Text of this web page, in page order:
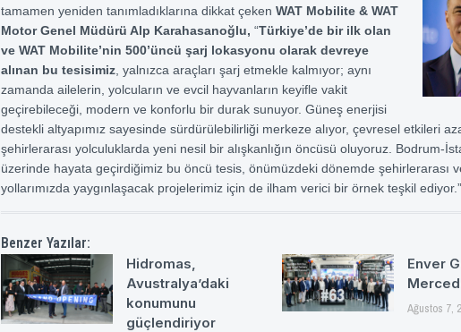
tamamen yeniden tanımladıklarına dikkat çeken WAT Mobilite & WAT
Motor Genel Müdürü Alp Karahasanoğlu, “Türkiye’de bir ilk olan
ve WAT Mobilite’nin 500’üncü şarj lokasyonu olarak devreye
alınan bu tesisimiz, yalnızca araçları şarj etmekle kalmıyor; aynı
zamanda ailelerin, yolcuların ve evcil hayvanların keyifle vakit
geçirebileceği, modern ve konforlu bir durak sunuyor. Güneş enerjisi
destekli altyapımız sayesinde sürdürülebilirliği merkeze alıyor, çevresel etkileri
şehirlerarası yolculuklarda yeni nesil bir alışkanlığın öncüsü oluyoruz. Bodrum-
üzerinde hayata geçirdiğimiz bu öncü tesis, önümüzdeki dönemde şehirlerarası
yollarımızda yaygınlaşacak projelerimiz için de ilham verici bir örnek teşkil ediyor.”
Benzer Yazılar:
Hidromas,
Avustralya’daki
konumunu
güçlendiriyor
Enver
Ağustos 7,